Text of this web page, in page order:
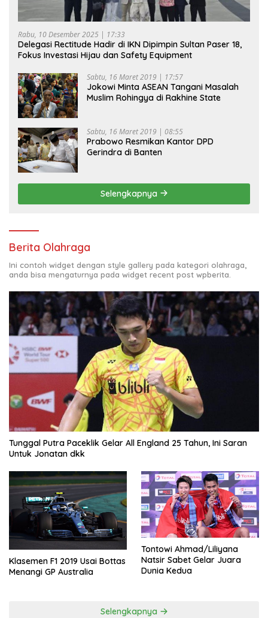
Rabu, 10 Desember 2025 | 17:33
Delegasi Rectitude Hadir di IKN Dipimpin Sultan Paser 18,
Fokus Investasi Hijau dan Safety Equipment
Sabtu, 16 Maret 2019 | 17:57
Jokowi Minta ASEAN Tangani Masalah
Muslim Rohingya di Rakhine State
Sabtu, 16 Maret 2019 | 08:55
Prabowo Resmikan Kantor DPD
Gerindra di Banten
Selengkapnya
Berita Olahraga
Ini contoh widget dengan style gallery pada kategori olahraga,
anda bisa mengaturnya pada widget recent post wpberita.
Tunggal Putra Paceklik Gelar All England 25 Tahun, Ini Saran
Untuk Jonatan dkk
Klasemen F1 2019 Usai Bottas
Menangi GP Australia
Tontowi Ahmad/Liliyana
Natsir Sabet Gelar Juara
Dunia Kedua
Selengkapnya